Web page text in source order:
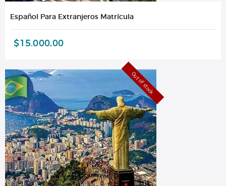
Español Para Extranjeros Matrícula
$15.000,00
Out of stock